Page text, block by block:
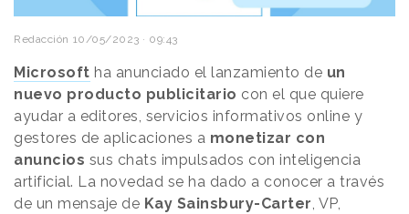
Redacción 10/05/2023 · 09:43
Microsoft ha anunciado el lanzamiento de un
nuevo producto publicitario con el que quiere
ayudar a editores, servicios informativos online y
gestores de aplicaciones a monetizar con
anuncios sus chats impulsados con inteligencia
artificial. La novedad se ha dado a conocer a través
de un mensaje de Kay Sainsbury-Carter, VP,